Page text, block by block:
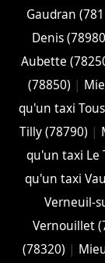
Gaudran
Denis
Aubette
(78850) |
qu'un taxi
Tilly (78790) |
qu'un taxi Le
qu'un taxi
Verneuil-
Vernouillet
(78320) |